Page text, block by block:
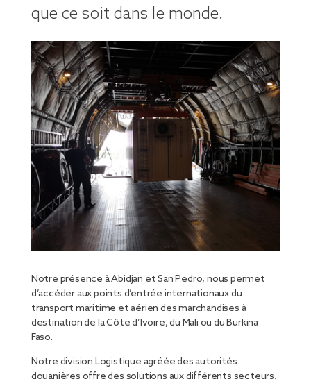
que ce soit dans le monde.
Notre présence à Abidjan et San Pedro, nous permet
d’accéder aux points d’entrée internationaux du
transport maritime et aérien des marchandises à
destination de la Côte d’Ivoire, du Mali ou du Burkina
Faso.
Notre division Logistique agréée des autorités